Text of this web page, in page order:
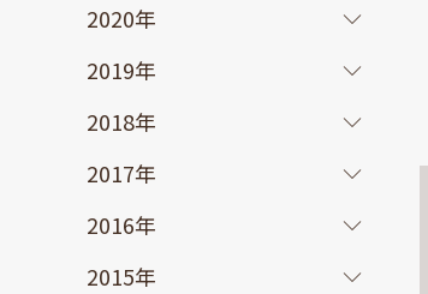
2020年
2019年
2018年
2017年
2016年
2015年